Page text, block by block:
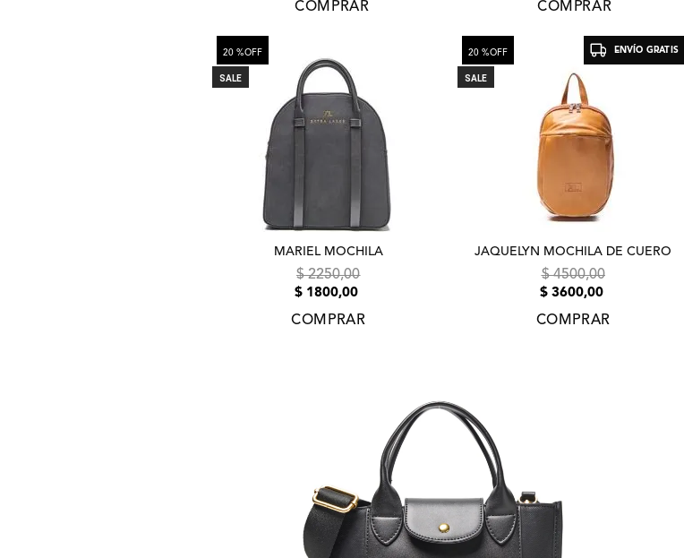
COMPRAR COMPRAR
MARIEL MOCHILA
SALE
20 %OFF
$ 2250,00
$ 1800,00
COMPRAR
ENVÍO GRATIS
JAQUELYN MOCHILA DE CUERO
SALE
20 %OFF
$ 4500,00
$ 3600,00
COMPRAR